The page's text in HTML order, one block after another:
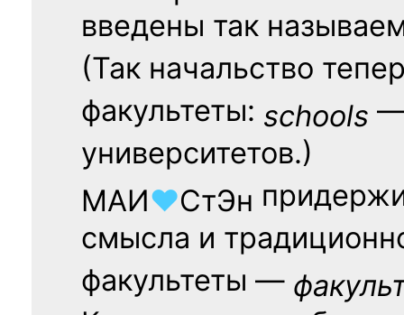
введены так
(Так начальство
факультеты: schools —
университетов.)
МАИ♥СтЭн
смысла и
факультеты —